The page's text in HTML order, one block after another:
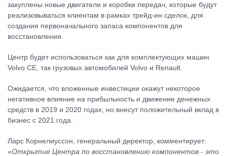
закуплены новые двигатели и коробки передач, которые будут
реализовываться клиентам в рамках трейд-ин сделок, для
создания первоначального запаса компонентов для
восстановления.
Центр будет использоваться как для комплектующих машин
Volvo CE, так грузовых автомобилей Volvo и Renault.
Ожидается, что вложенные инвестиции окажут некоторое
негативное влияние на прибыльность и движение денежных
средств в 2019 и 2020 годах, но внесут положительный вклад в
бизнес с 2021 года.
Ларс Корнелиуссон, генеральный директор, комментирует:
«Открытие Центра по восстановлению компонентов - это